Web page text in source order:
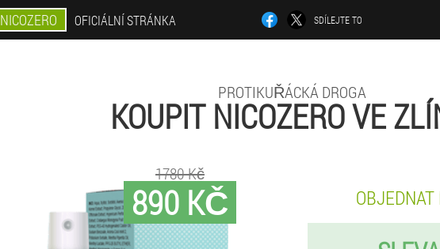
NICOZERO OFICIÁLNÍ STRÁNKA SDÍLEJTE TO
PROTIKUŘÁCKÁ DROGA
KOUPIT NICOZERO VE
890 KČ
1780 Kč
OBJEDNAT